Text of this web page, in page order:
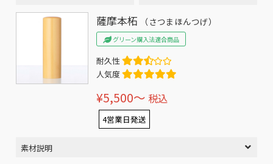
薩摩本柘 （さつまほんつげ）
グリーン購入法適合商品
耐久性
人気度
¥5,500〜 税込
4営業日発送
素材説明